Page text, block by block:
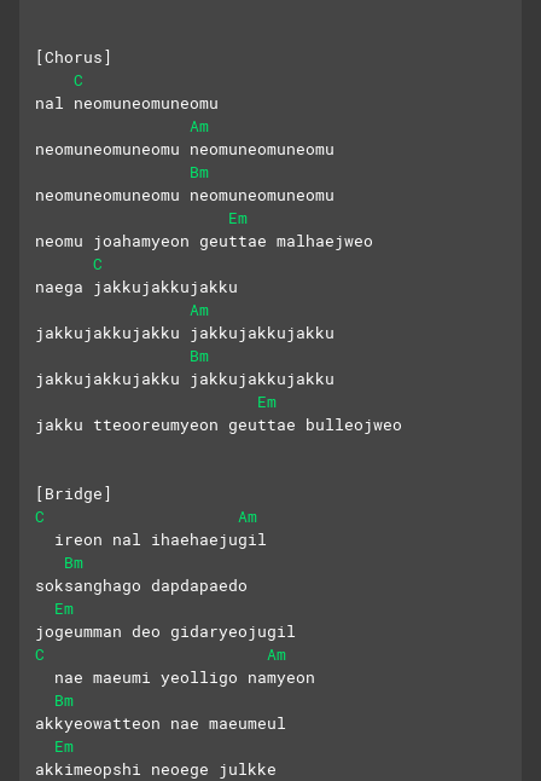
[Chorus]
C
nal neomuneomuneomu
Am
neomuneomuneomu neomuneomuneomu
Bm
neomuneomuneomu neomuneomuneomu
Em
neomu joahamyeon geuttae malhaejweo
C
naega jakkujakkujakku
Am
jakkujakkujakku jakkujakkujakku
Bm
jakkujakkujakku jakkujakkujakku
Em
jakku tteooreumyeon geuttae bulleojweo
[Bridge]
C
Am
  ireon nal ihaehaejugil
Bm
soksanghago dapdapaedo
Em
jogeumman deo gidaryeojugil
C
Am
  nae maeumi yeolligo namyeon
Bm
akkyeowatteon nae maeumeul
Em
akkimeopshi neoege julkke